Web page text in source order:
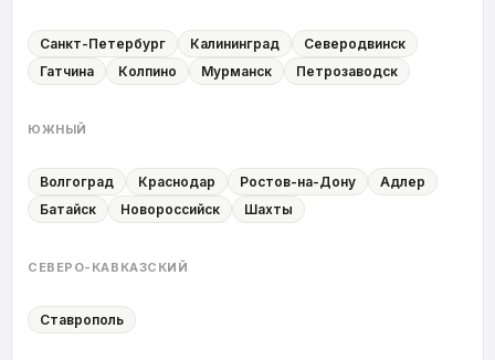
Санкт-Петербург Калининград
Северодвинск
Гатчина
Колпино Мурманск Петрозаводск
ЮЖНЫЙ
Волгоград Краснодар Ростов-на-Дону
Адлер
Батайск
Новороссийск Шахты
СЕВЕРО-КАВКАЗСКИЙ
Ставрополь